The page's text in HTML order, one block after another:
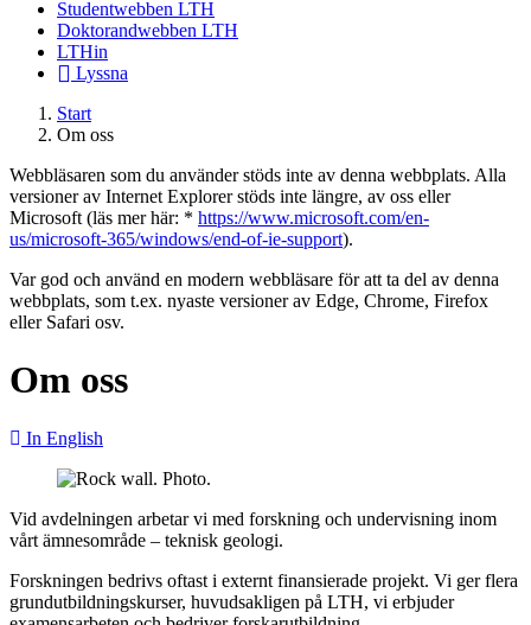
Studentwebben LTH
Doktorandwebben LTH
LTHin
Lyssna
Start
Om oss
Webbläsaren som du använder stöds inte av denna webbplats. Alla
versioner av Internet Explorer stöds inte längre, av oss eller
Microsoft (läs mer här: * https://www.microsoft.com/en-
us/microsoft-365/windows/end-of-ie-support).
Var god och använd en modern webbläsare för att ta del av denna
webbplats, som t.ex. nyaste versioner av Edge, Chrome, Firefox
eller Safari osv.
Om oss
In English
Vid avdelningen arbetar vi med forskning och undervisning inom
vårt ämnesområde – teknisk geologi.
Forskningen bedrivs oftast i externt finansierade projekt. Vi ger flera
grundutbildningskurser, huvudsakligen på LTH, vi erbjuder